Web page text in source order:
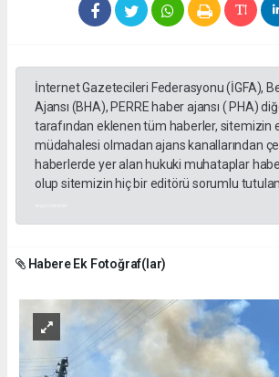
İnternet Gazetecileri Federasyonu (İGFA),
Ajansı (BHA), PERRE haber ajansı ( PHA)
tarafından eklenen tüm haberler, sitemizin
müdahalesi olmadan ajans kanallarından
haberlerde yer alan hukuki muhataplar
olup sitemizin hiç bir editörü sorumlu
Habere Ek Fotoğraf(lar)